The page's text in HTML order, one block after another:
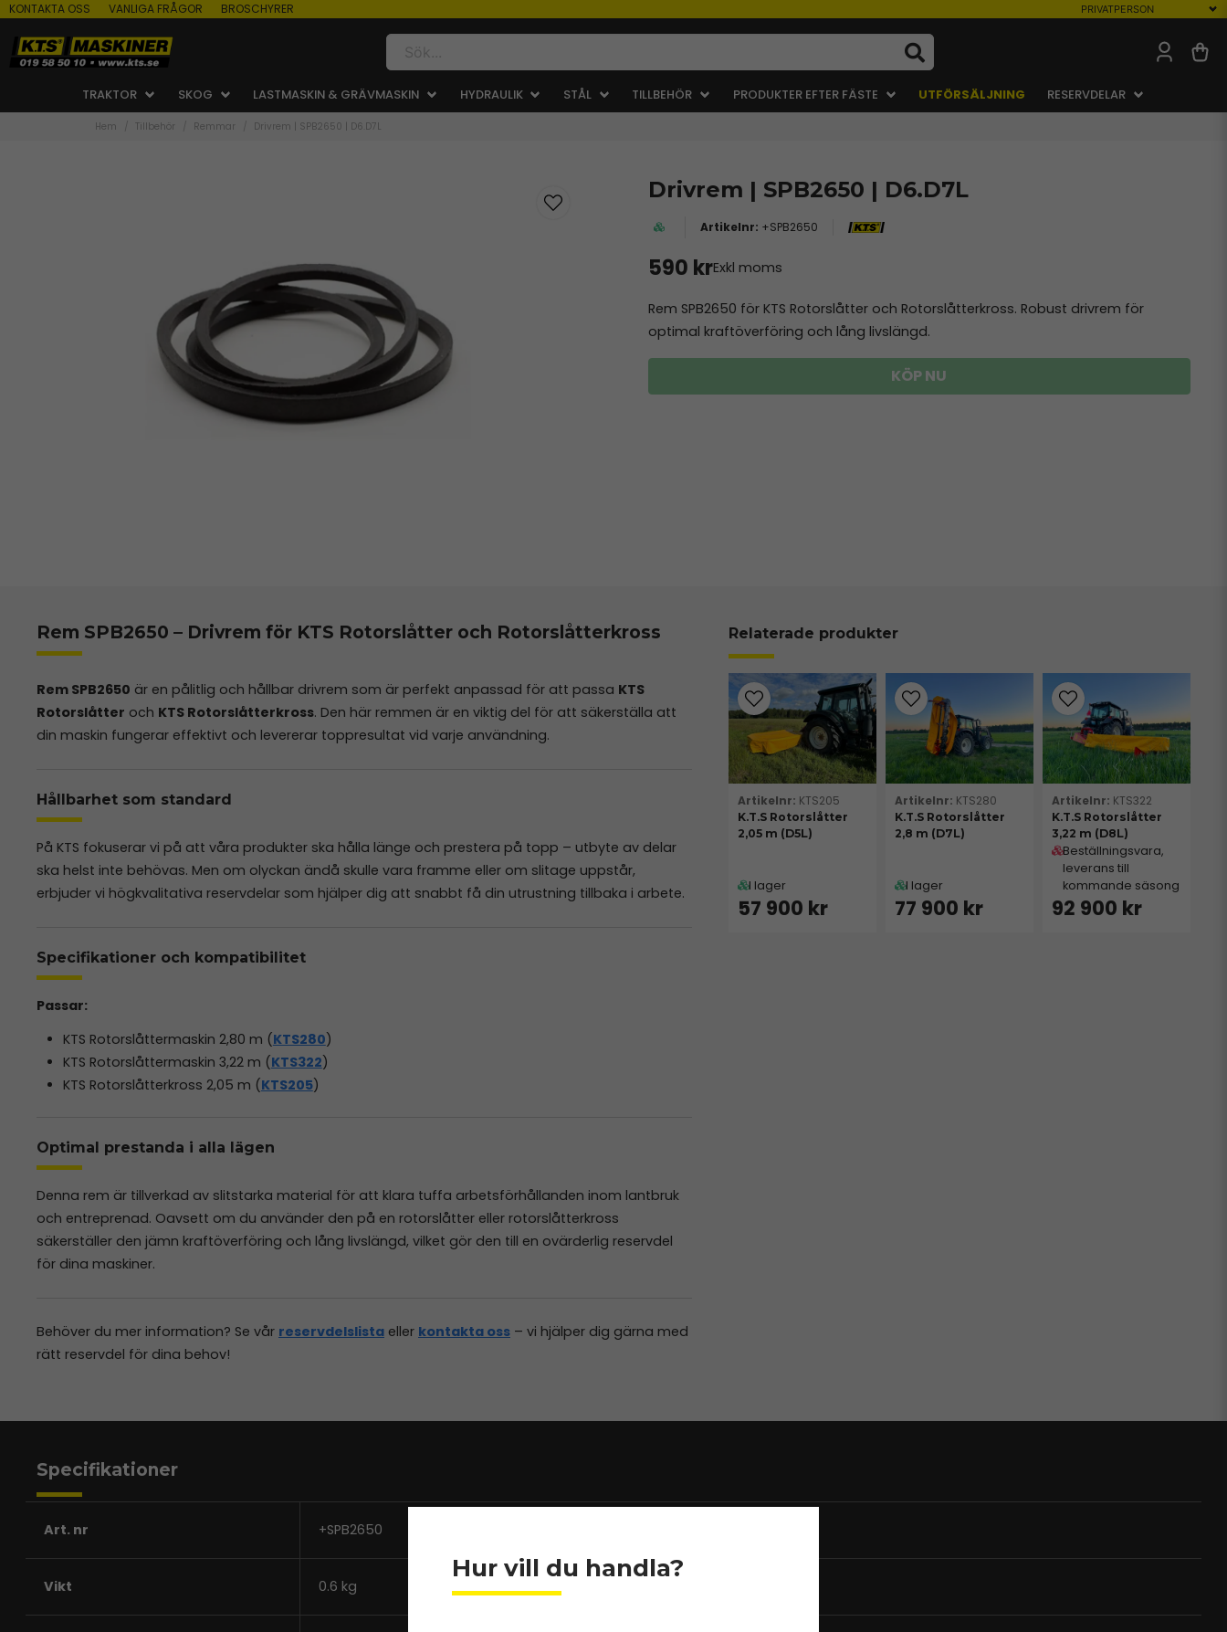
KONTAKTA OSS VANLIGA FRÅGOR BROSCHYRER
TRAKTOR SKOG LASTMASKIN & GRÄVMASKIN HYDRAULIK STÅL TILLBEHÖR PRODUKTER EFTER FÄSTE UTFÖRSÄLJNING RESERVDELAR
Hem Tillbehör Remmar Drivrem | SPB2650 | D6.D7L
Drivrem | SPB2650 | D6.D7L
+SPB2650
590 krExkl moms
Rem SPB2650 för KTS Rotorslåtter och Rotorslåtterkross. Robust drivrem för
optimal kraftöverföring och lång livslängd.
KÖP NU
Rem SPB2650 – Drivrem för KTS Rotorslåtter och Rotorslåtterkross
Rem SPB2650 är en pålitlig och hållbar drivrem som är perfekt anpassad för att passa KTS
Rotorslåtter och KTS Rotorslåtterkross. Den här remmen är en viktig del för att säkerställa att
din maskin fungerar effektivt och levererar toppresultat vid varje användning.
Hållbarhet som standard
På KTS fokuserar vi på att våra produkter ska hålla länge och prestera på topp – utbyte av delar
ska helst inte behövas. Men om olyckan ändå skulle vara framme eller om slitage uppstår,
erbjuder vi högkvalitativa reservdelar som hjälper dig att snabbt få din utrustning tillbaka i arbete.
Specifikationer och kompatibilitet
Passar:
KTS Rotorslåttermaskin 2,80 m (KTS280)
KTS Rotorslåttermaskin 3,22 m (KTS322)
KTS Rotorslåtterkross 2,05 m (KTS205)
Optimal prestanda i alla lägen
Denna rem är tillverkad av slitstarka material för att klara tuffa arbetsförhållanden inom lantbruk
och entreprenad. Oavsett om du använder den på en rotorslåtter eller rotorslåtterkross
säkerställer den jämn kraftöverföring och lång livslängd, vilket gör den till en ovärderlig reservdel
för dina maskiner.
Behöver du mer information? Se vår reservdelslista eller kontakta oss – vi hjälper dig gärna med
rätt reservdel för dina behov!
Relaterade produkter
KTS205
K.T.S Rotorslåtter
2,05 m (D5L)
I lager
57 900 kr
KTS280
K.T.S Rotorslåtter
2,8 m (D7L)
I lager
77 900 kr
KTS322
K.T.S Rotorslåtter
3,22 m (D8L)
Beställningsvara,
leverans till
kommande säsong
92 900 kr
Specifikationer
Art. nr +SPB2650
Vikt 0.6 kg
Hur vill du handla?